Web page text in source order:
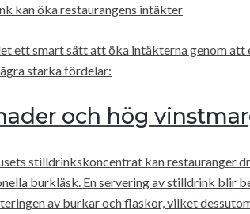
kan öka restaurangens intäkter
ett smart sätt att öka intäkterna genom
starka fördelar:
och hög
stilldrinkskoncentrat kan restauranger
burkläsk. En servering av stilldrink blir
av burkar och flaskor, vilket